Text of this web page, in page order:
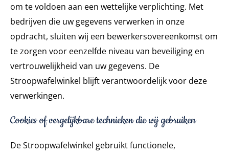
om te voldoen aan een wettelijke verplichting. Met
bedrijven die uw gegevens verwerken in onze
opdracht, sluiten wij een bewerkersovereenkomst om
te zorgen voor eenzelfde niveau van beveiliging en
vertrouwelijkheid van uw gegevens. De
Stroopwafelwinkel blijft verantwoordelijk voor deze
verwerkingen.
Cookies of vergelijkbare technieken die wij gebruiken
De Stroopwafelwinkel gebruikt functionele,